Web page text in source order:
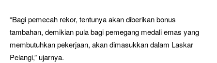
“Bagi pemecah rekor, tentunya akan diberikan bonus
tambahan, demikian pula bagi pemegang medali emas yang
membutuhkan pekerjaan, akan dimasukkan dalam Laskar
Pelangi,” ujarnya.